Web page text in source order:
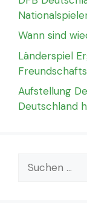
Wann sind
Länderspiel
Aufstellung
Deutschland
Suchen
nach: